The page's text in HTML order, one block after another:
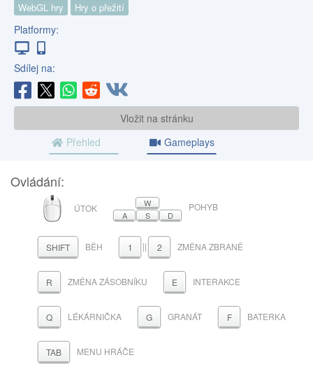
WebGL hry Hry o přežití
Platformy:
Sdílej na:
Vložit na stránku
Přehled
Gameplays
Ovládání:
MYŠ
ÚTOK
W
A
S D
POHYB
SHIFT BĚH 1 || 2 ZMĚNA ZBRANĚ
R ZMĚNA ZÁSOBNÍKU E INTERAKCE
Q LÉKÁRNIČKA G GRANÁT F BATERKA
TAB MENU HRÁČE